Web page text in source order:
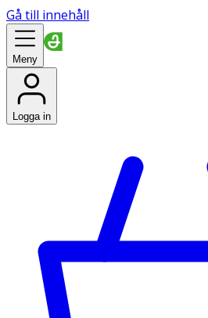
Gå till innehåll
Meny
Logga in